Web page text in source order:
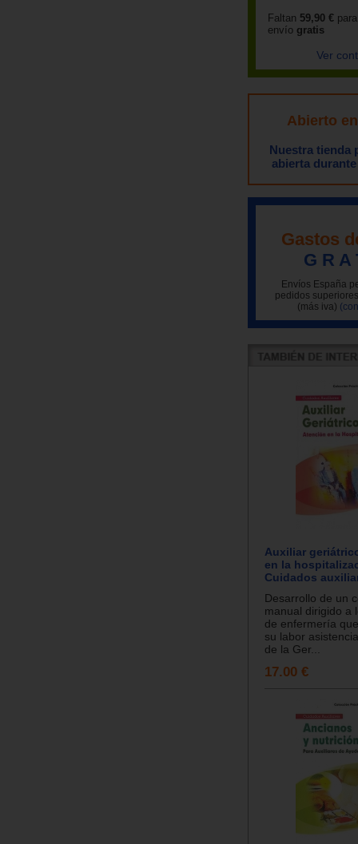
Faltan 59,90 €
envío gratis
Ver
Abierto
Nuestra tienda
abierta
Gastos
G R A
Envíos España
pedidos
(más iva)
Auxiliar
en la
Cuidados
Desarrollo de un
manual dirigido a
de enfermería
su labor
de la Ger...
17.00 €